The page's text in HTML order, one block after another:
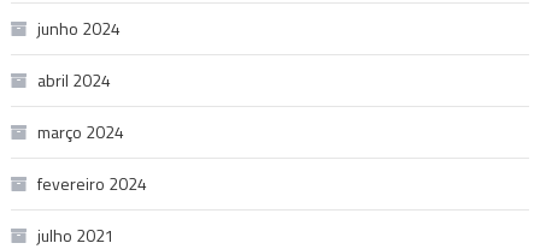
junho 2024
abril 2024
março 2024
fevereiro 2024
julho 2021